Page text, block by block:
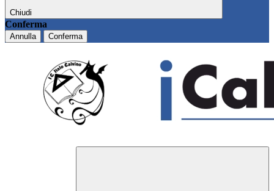
Chiudi
Conferma
Annulla Conferma